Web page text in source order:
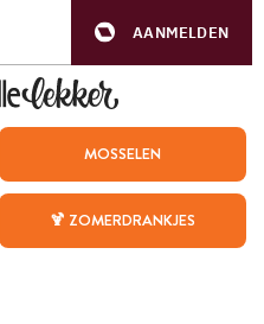
AANMELDEN
MOSSELEN
🍹 ZOMERDRANKJES